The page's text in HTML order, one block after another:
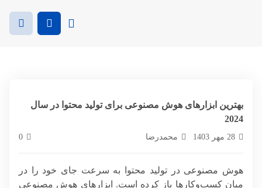
بهترین ابزارهای هوش مصنوعی برای تولید محتوا در سال
2024
28 مهر 1403 محمدرضا 0
هوش مصنوعی در تولید محتوا به سرعت جای خود را در
میان کسب‌وکارها باز کرده است. ابزارهای هوش مصنوعی